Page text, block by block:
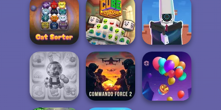
Cat Sorter Puzzle Cube Match
Cameraman vs
Toilets Puzzle